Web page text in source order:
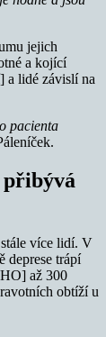
jejich
a kojící
a lidé závislí na
pacienta
přibývá
více lidí. V
deprese trápí
až 300
obtíží u